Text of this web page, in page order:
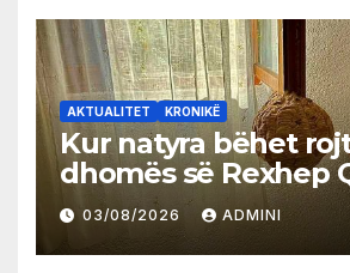
AKTUALITET KRONIKË
Kur natyra bëhet
dhomës së Rexhep
03/08/2026 ADMINI